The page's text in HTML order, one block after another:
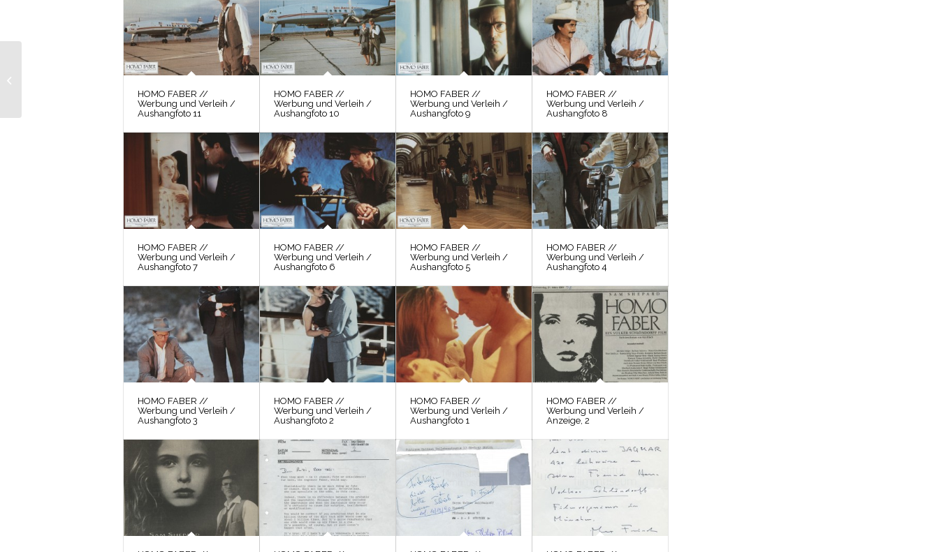
HOMO FABER //
Werbung und Verleih /
Aushangfoto 11
HOMO FABER //
Werbung und Verleih /
Aushangfoto 10
HOMO FABER //
Werbung und Verleih /
Aushangfoto 9
HOMO FABER //
Werbung und Verleih /
Aushangfoto 8
HOMO FABER //
Werbung und Verleih /
Aushangfoto 7
HOMO FABER //
Werbung und Verleih /
Aushangfoto 6
HOMO FABER //
Werbung und Verleih /
Aushangfoto 5
HOMO FABER //
Werbung und Verleih /
Aushangfoto 4
HOMO FABER //
Werbung und Verleih /
Aushangfoto 3
HOMO FABER //
Werbung und Verleih /
Aushangfoto 2
HOMO FABER //
Werbung und Verleih /
Aushangfoto 1
HOMO FABER //
Werbung und Verleih /
Anzeige, 2